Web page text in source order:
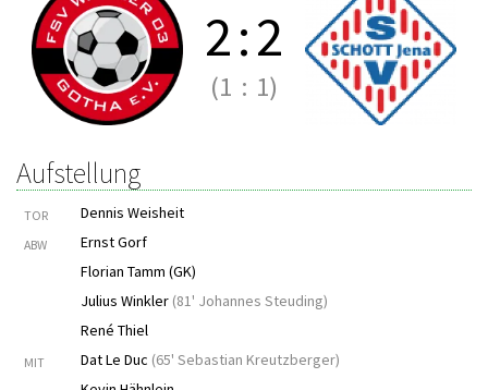
2:2
(1 : 1)
Aufstellung
TOR Dennis Weisheit
ABW
Ernst Gorf
Florian Tamm (GK)
Julius Winkler (81' Johannes Steuding)
René Thiel
MIT Dat Le Duc (65' Sebastian Kreutzberger)